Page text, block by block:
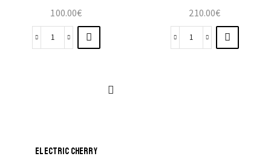
100.00€ 210.00€
ELECTRIC CHERRY